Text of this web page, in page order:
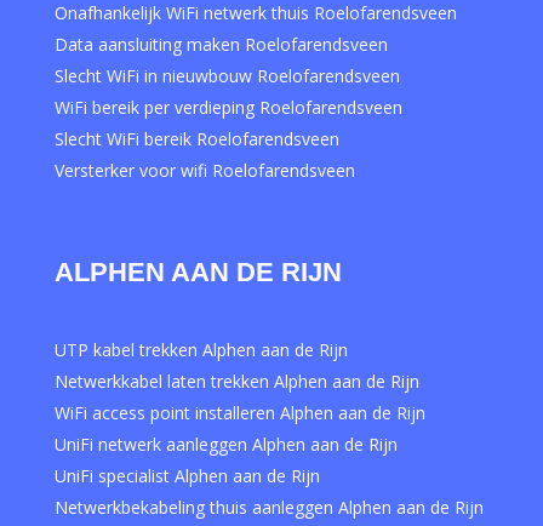
Onafhankelijk WiFi netwerk thuis Roelofarendsveen
Data aansluiting maken Roelofarendsveen
Slecht WiFi in nieuwbouw Roelofarendsveen
WiFi bereik per verdieping Roelofarendsveen
Slecht WiFi bereik Roelofarendsveen
Versterker voor wifi Roelofarendsveen
ALPHEN AAN DE RIJN
UTP kabel trekken Alphen aan de Rijn
Netwerkkabel laten trekken Alphen aan de Rijn
WiFi access point installeren Alphen aan de Rijn
UniFi netwerk aanleggen Alphen aan de Rijn
UniFi specialist Alphen aan de Rijn
Netwerkbekabeling thuis aanleggen Alphen aan de Rijn